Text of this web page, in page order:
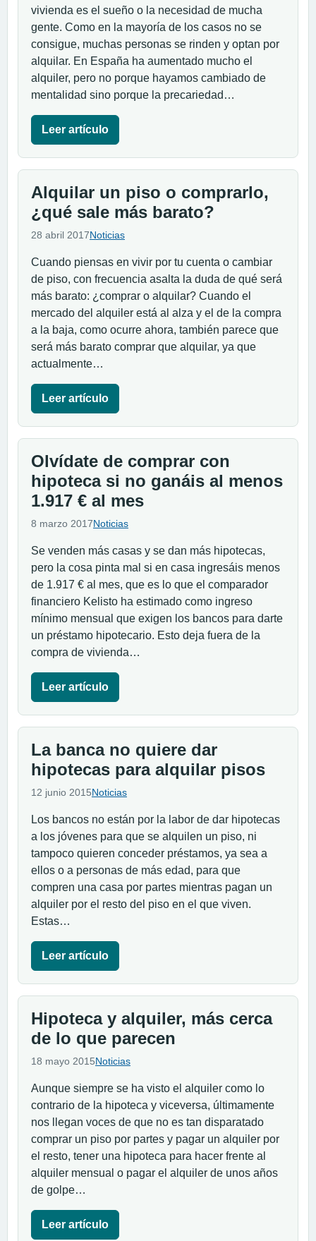
vivienda es el sueño o la necesidad de mucha
gente. Como en la mayoría de los casos no se
consigue, muchas personas se rinden y optan por
alquilar. En España ha aumentado mucho el
alquiler, pero no porque hayamos cambiado de
mentalidad sino porque la precariedad…
Leer artículo
Alquilar un piso o comprarlo,
¿qué sale más barato?
28 abril 2017Noticias
Cuando piensas en vivir por tu cuenta o cambiar
de piso, con frecuencia asalta la duda de qué será
más barato: ¿comprar o alquilar? Cuando el
mercado del alquiler está al alza y el de la compra
a la baja, como ocurre ahora, también parece que
será más barato comprar que alquilar, ya que
actualmente…
Leer artículo
Olvídate de comprar con
hipoteca si no ganáis al menos
1.917 € al mes
8 marzo 2017Noticias
Se venden más casas y se dan más hipotecas,
pero la cosa pinta mal si en casa ingresáis menos
de 1.917 € al mes, que es lo que el comparador
financiero Kelisto ha estimado como ingreso
mínimo mensual que exigen los bancos para darte
un préstamo hipotecario. Esto deja fuera de la
compra de vivienda…
Leer artículo
La banca no quiere dar
hipotecas para alquilar pisos
12 junio 2015Noticias
Los bancos no están por la labor de dar hipotecas
a los jóvenes para que se alquilen un piso, ni
tampoco quieren conceder préstamos, ya sea a
ellos o a personas de más edad, para que
compren una casa por partes mientras pagan un
alquiler por el resto del piso en el que viven.
Estas…
Leer artículo
Hipoteca y alquiler, más cerca
de lo que parecen
18 mayo 2015Noticias
Aunque siempre se ha visto el alquiler como lo
contrario de la hipoteca y viceversa, últimamente
nos llegan voces de que no es tan disparatado
comprar un piso por partes y pagar un alquiler por
el resto, tener una hipoteca para hacer frente al
alquiler mensual o pagar el alquiler de unos años
de golpe…
Leer artículo